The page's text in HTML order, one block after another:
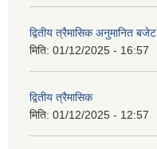
द्वितीय त्रैमासिक अनुमानित
मिति: 01/12/2025 - 16:57
द्वितीय त्रैमासिक
मिति: 01/12/2025 - 12:57